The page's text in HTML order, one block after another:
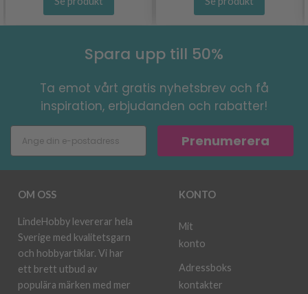
Spara upp till 50%
Ta emot vårt gratis nyhetsbrev och få
inspiration, erbjudanden och rabatter!
Prenumerera
OM OSS
LindeHobby levererar hela
Sverige med kvalitetsgarn
och hobbyartiklar. Vi har
ett brett utbud av
populära märken med mer
KONTO
Mit
konto
Adressboks
kontakter